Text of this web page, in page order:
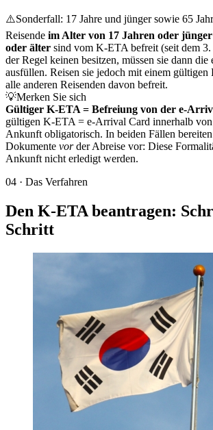
⚠️Sonderfall: 17 Jahre und jünger sowie 65
Reisende im Alter von 17 Jahren oder
oder älter sind vom K-ETA befreit (seit dem
der Regel keinen besitzen, müssen sie dann
ausfüllen. Reisen sie jedoch mit einem
alle anderen Reisenden davon befreit.
💡Merken Sie sich
Gültiger K-ETA = Befreiung von der e-
gültigen K-ETA = e-Arrival Card innerhalb
Ankunft obligatorisch. In beiden Fällen
Dokumente vorder Abreise vor: Diese
Ankunft nicht erledigt werden.
04 · Das Verfahren
Den K-ETA beantragen:
Schritt